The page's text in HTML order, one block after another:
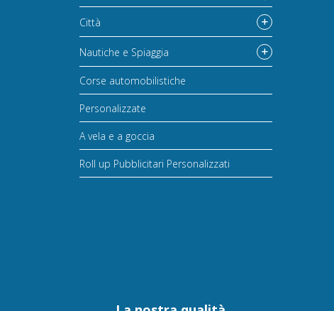
Città
Nautiche e Spiaggia
Corse automobilistiche
Personalizzate
A vela e a goccia
Roll up Pubblicitari Personalizzati